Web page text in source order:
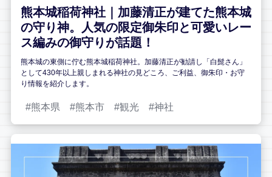
熊本城稲荷神社｜加藤清正が建てた熊本城
の守り神。人気の限定御朱印と可愛いレー
ス編みの御守りが話題！
熊本城の東側に佇む熊本城稲荷神社。加藤清正が勧請し「白髭さん」
として430年以上親しまれる神社の見どころ、ご利益、御朱印・お守
り情報を紹介します。
熊本県 熊本市 観光 神社